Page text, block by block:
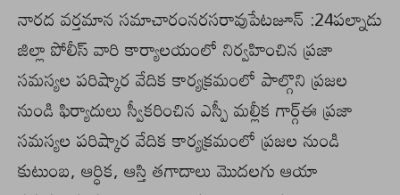
నారద వర్తమాన సమాచారంనరసరావుపేటజూన్ :24పల్నాడు
జిల్లా పోలీస్ వారి కార్యాలయంలో నిర్వహించిన ప్రజా
సమస్యల పరిష్కార వేదిక కార్యక్రమంలో పాల్గొని ప్రజల
నుండి ఫిర్యాదులు స్వీకరించిన ఎస్పీ మల్లీక గార్గ్ఈ ప్రజా
సమస్యల పరిష్కార వేదిక కార్యక్రమంలో ప్రజల నుండి
కుటుంబ, ఆర్ధిక, ఆస్తి తగాదాలు మొదలగు ఆయా